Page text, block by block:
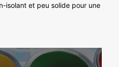
isolant et peu solide pour une